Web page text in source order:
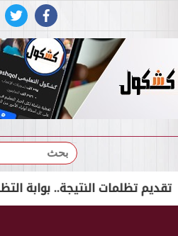
بحث
النتيجة.. بوابة التظلمات ثانوية